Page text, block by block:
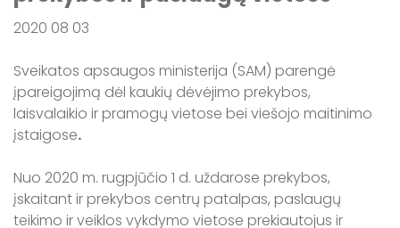
2020 08 03
Sveikatos apsaugos ministerija (SAM) parengė
įpareigojimą dėl kaukių dėvėjimo prekybos,
laisvalaikio ir pramogų vietose bei viešojo maitinimo
įstaigose.
Nuo 2020 m. rugpjūčio 1 d. uždarose prekybos,
įskaitant ir prekybos centrų patalpas, paslaugų
teikimo ir veiklos vykdymo vietose prekiautojus ir